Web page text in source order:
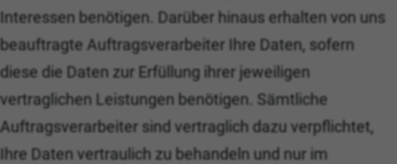
Interessen benötigen. Darüber hinaus erhalten von uns
beauftragte Auftragsverarbeiter Ihre Daten, sofern
diese die Daten zur Erfüllung ihrer jeweiligen
vertraglichen Leistungen benötigen. Sämtliche
Auftragsverarbeiter sind vertraglich dazu verpflichtet,
Ihre Daten vertraulich zu behandeln und nur im